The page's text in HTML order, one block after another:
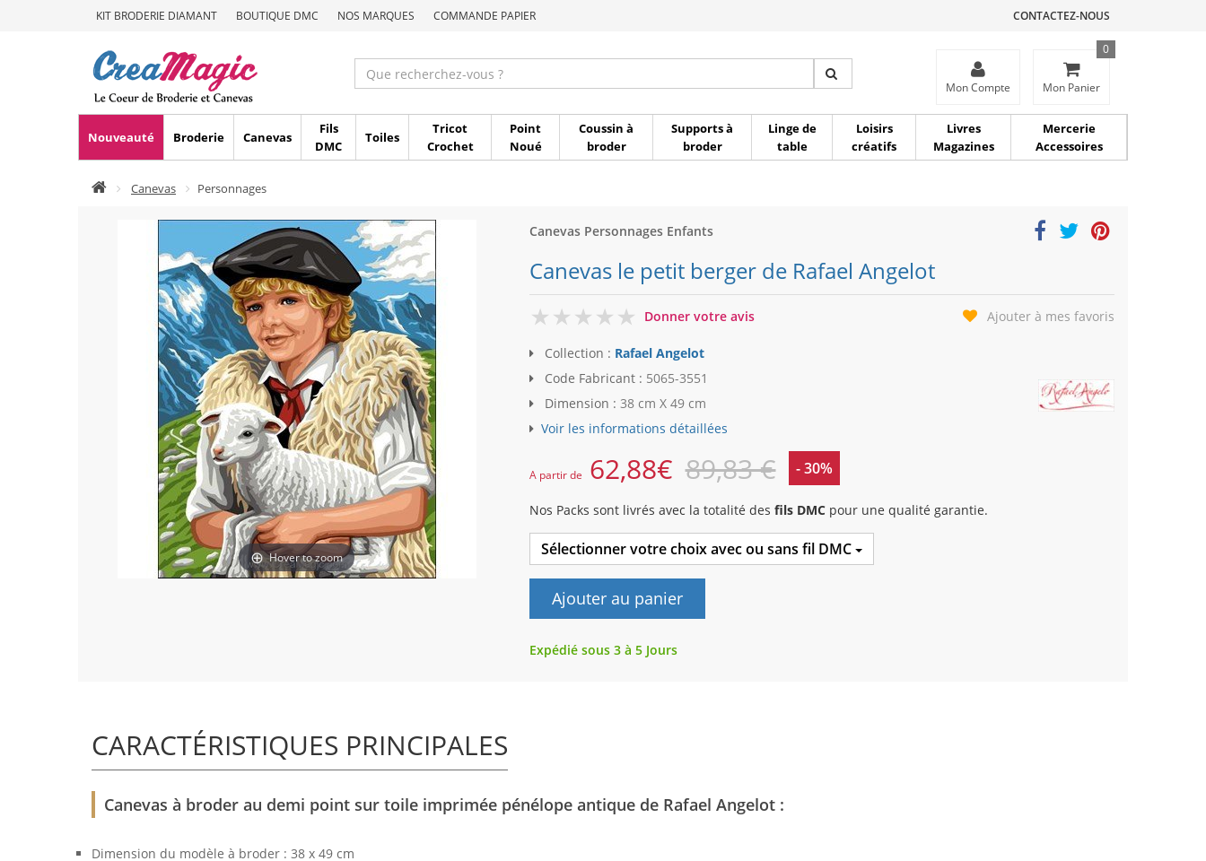
KIT BRODERIE DIAMANT BOUTIQUE DMC NOS MARQUES COMMANDE PAPIER CONTACTEZ-NOUS
Mon Compte Mon Panier
0
Nouveauté Broderie Canevas
Fils
DMC
Toiles
Tricot
Crochet
Point
Noué
Coussin à
broder
Supports à
broder
Linge de
table
Loisirs
créatifs
Livres
Magazines
Mercerie
Accessoires
Canevas Personnages
Hover to zoom
Canevas Personnages Enfants
Canevas le petit berger de Rafael Angelot
0
Donner votre avis Ajouter à mes favoris
Collection : Rafael Angelot
Code Fabricant : 5065-3551
Dimension : 38 cm X 49 cm
Voir les informations détaillées
A partir de 62,88€ 89,83 € - 30%
Nos Packs sont livrés avec la totalité des fils DMCpour une qualité garantie.
Sélectionner votre choix avec ou sans fil DMC
Ajouter au panier
Expédié sous 3 à 5 Jours
CARACTÉRISTIQUES PRINCIPALES
Canevas à broder au demi point sur toile imprimée pénélope antique de Rafael Angelot :
Dimension du modèle à broder : 38 x 49 cm